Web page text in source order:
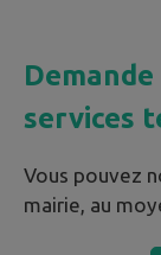
services
Vous pouvez
mairie, au